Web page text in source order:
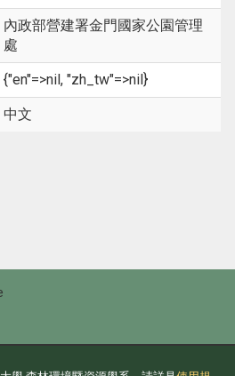
內政部營建署金門國家公園管理
處
{"en"=>nil, "zh_tw"=>nil}
中文